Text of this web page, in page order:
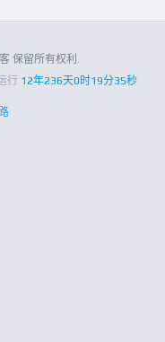
保留所有权利.
行 12年236天0时19分35秒